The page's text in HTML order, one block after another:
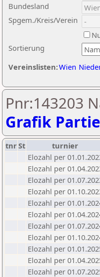
Sortierung
Bundesland
Spgem./Kreis/Verein
Vereinslisten:Wien
Pnr:143203
Grafik
tnrSt turnier
Elozahl per
Elozahl per
Elozahl per
Elozahl per
Elozahl per
Elozahl per
Elozahl per
Elozahl per
Elozahl per
Elozahl per
Elozahl per